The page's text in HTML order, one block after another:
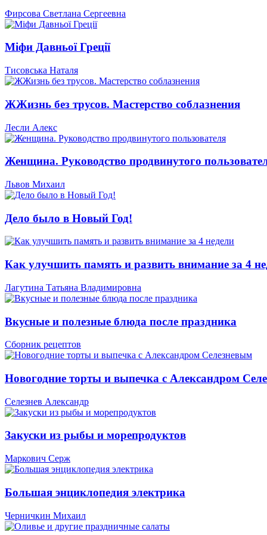
Фирсова Светлана Сергеевна
Міфи Давньої Греції
Тисовська Наталя
ЖЖизнь без трусов. Мастерство соблазнения
Лесли Алекс
Женщина. Руководство продвинутого
Львов Михаил
Дело было в Новый Год!
Как улучшить память и развить внимание за 4
Лагутина Татьяна Владимировна
Вкусные и полезные блюда после праздника
Сборник рецептов
Новогодние торты и выпечка с Александром
Селезнев Александр
Закуски из рыбы и морепродуктов
Маркович Серж
Большая энциклопедия электрика
Черничкин Михаил